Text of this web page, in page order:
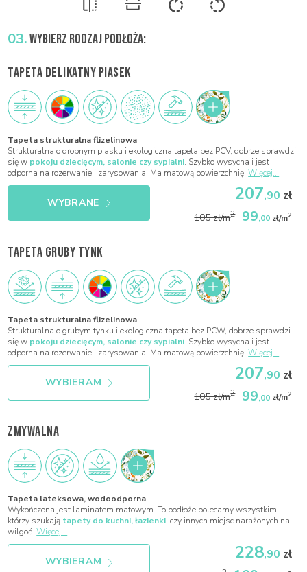
03.WYBIERZ RODZAJ PODŁOŻA:
TAPETA DELIKATNY PIASEK
Tapeta strukturalna flizelinowa
Strukturalna o drobnym piasku i ekologiczna tapeta bez PCV, dobrze sprawdzi
się w pokoju dziecięcym, salonie czy sypialni. Szybko wysycha i jest
odporna na rozerwanie i zarysowania. Ma matową powierzchnię.Więcej...
WYBRANE 207,90 zł
105 zł/m2 99,00 zł/m2
TAPETA GRUBY TYNK
Tapeta strukturalna flizelinowa
Strukturalna o grubym tynku i ekologiczna tapeta bez PCW, dobrze sprawdzi
się w pokoju dziecięcym, salonie czy sypialni. Szybko wysycha i jest
odporna na rozerwanie i zarysowania. Ma matową powierzchnię.Więcej...
WYBIERAM 207,90 zł
105 zł/m2 99,00 zł/m2
ZMYWALNA
Tapeta lateksowa, wodoodporna
Wykończona jest laminatem matowym. To podłoże polecamy wszystkim,
którzy szukają tapety do kuchni, łazienki, czy innych miejsc narażonych na
wilgoć.Więcej...
WYBIERAM 228,90 zł